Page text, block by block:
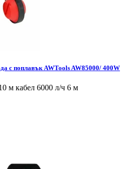
с поплавък AWTools AW85000/ 400W
м кабел 6000 л/ч 6 м